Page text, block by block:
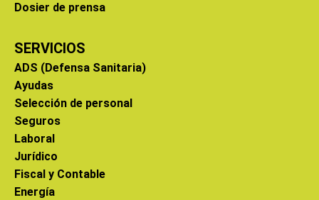
Dosier de prensa
SERVICIOS
ADS (Defensa Sanitaria)
Ayudas
Selección de personal
Seguros
Laboral
Jurídico
Fiscal y Contable
Energía